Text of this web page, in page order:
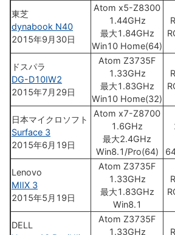
東芝
dynabook N40
2015年9月30日
Atom x5-Z8300
1.44GHz
最大1.84GHz
Win10 Home(64)
ドスパラ
DG-D10IW2
2015年7月29日
Atom Z3735F
1.33GHz
最大1.83GHz
Win10 Home(32)
日本マイクロソフト
Surface 3
2015年6月19日
Atom x7-Z8700
1.6GHz
最大2.4GHz
Win8.1/Pro(64)
Lenovo
MIIX 3
2015年5月19日
Atom Z3735F
1.33GHz
最大1.83GHz
Win8.1
DELL
Atom Z3735F
1.33GHz